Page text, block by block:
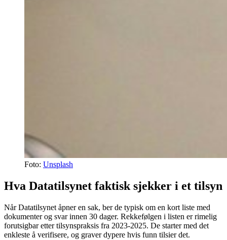
Foto: Unsplash
Hva Datatilsynet faktisk sjekker i et tilsyn
Når Datatilsynet åpner en sak, ber de typisk om en kort liste med
dokumenter og svar innen 30 dager. Rekkefølgen i listen er rimelig
forutsigbar etter tilsynspraksis fra 2023-2025. De starter med det
enkleste å verifisere, og graver dypere hvis funn tilsier det.